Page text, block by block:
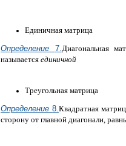
Единичная матрица
Определение 7. Диагональная
называется единичной
Треугольная матрица
Определение8.Квадратная
сторону от главной диагонали,